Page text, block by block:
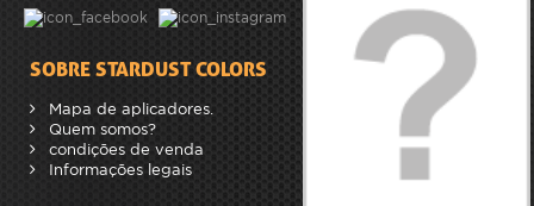
SOBRE STARDUST COLORS
Mapa de aplicadores.
Quem somos?
condições de venda
Informações legais